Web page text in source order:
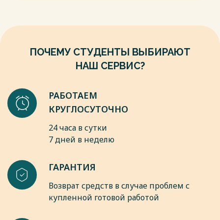
ПОЧЕМУ СТУДЕНТЫ ВЫБИРАЮТ
НАШ СЕРВИС?
РАБОТАЕМ
КРУГЛОСУТОЧНО
24 часа в сутки
7 дней в неделю
ГАРАНТИЯ
Возврат средств в случае проблем с
купленной готовой работой